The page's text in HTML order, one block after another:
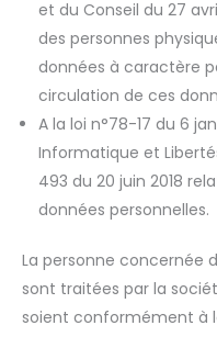
et du Conseil du 27
des personnes
données à caractère
circulation de ces
A la loi n°78-17 du 6
Informatique et
493 du 20 juin 2018
données personnelles.
La personne concernée
sont traitées par la
soient conformément à